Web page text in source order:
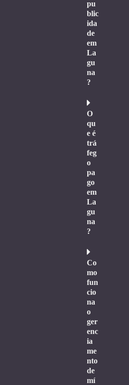
pu
blic
ida
de
em
La
gu
na
?
O
qu
e é
trá
feg
o
pa
go
em
La
gu
na
?
Co
mo
fun
cio
na
o
ger
enc
ia
me
nto
de
mí